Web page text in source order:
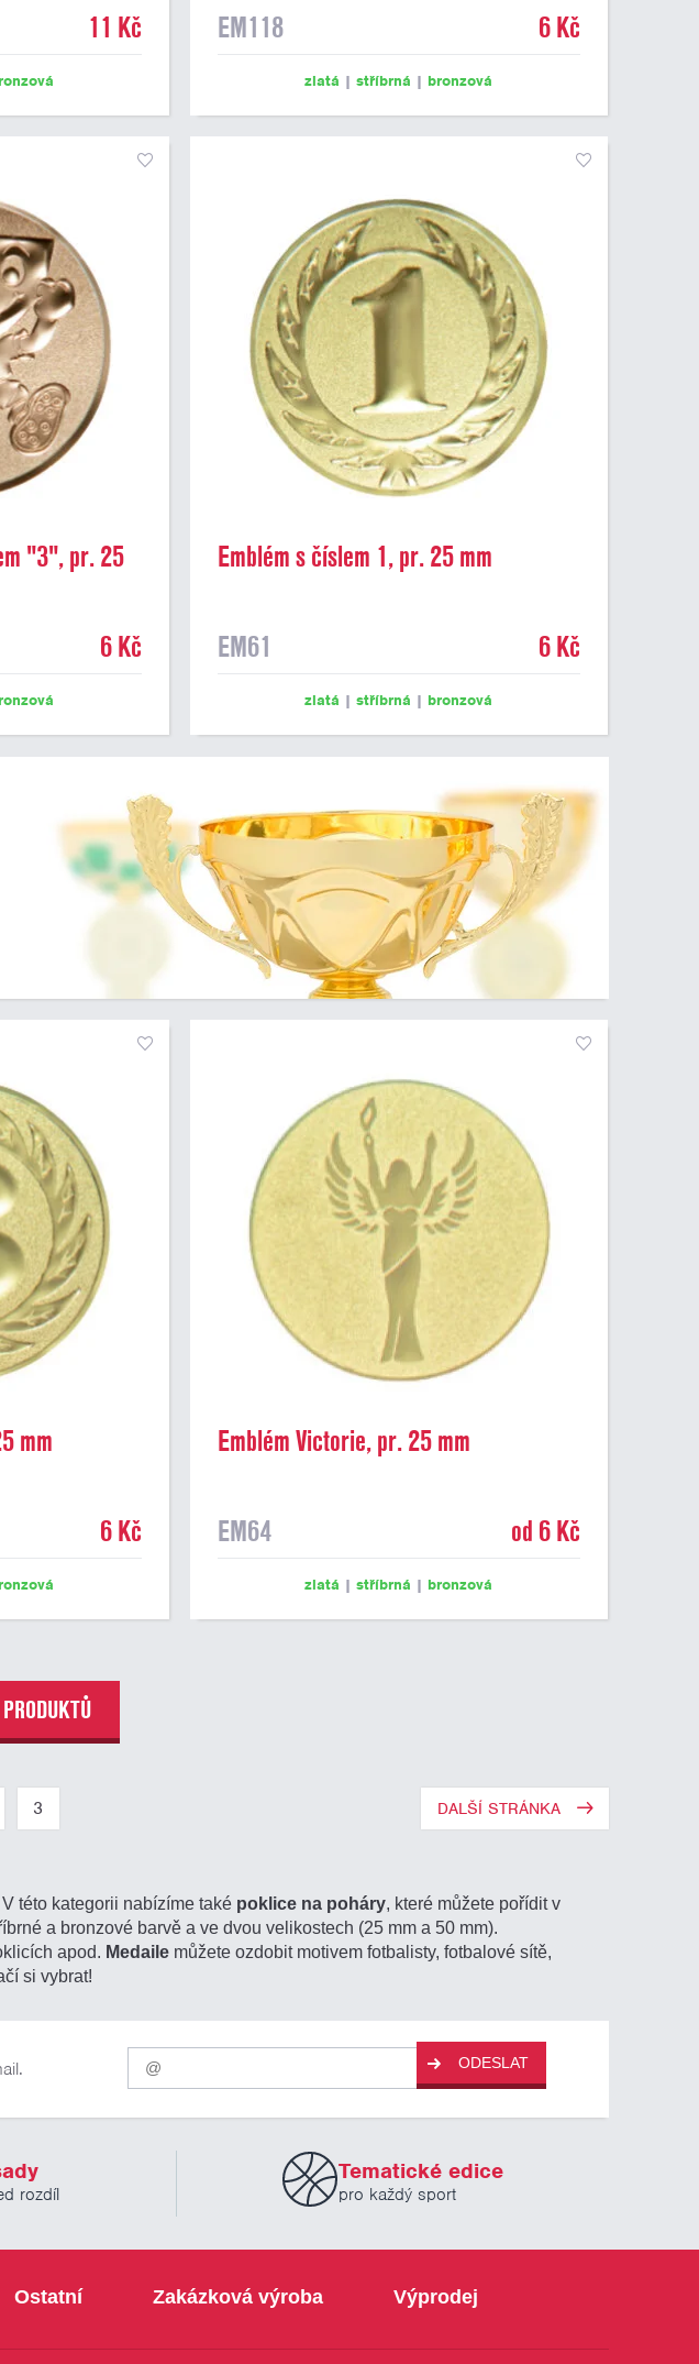
11 Kč
EM118
6 Kč
zlatá |stříbrná | bronzová
"3", pr. 25
6 Kč
Emblém s číslem 1, pr. 25 mm
EM61 6 Kč
zlatá |stříbrná | bronzová
mm
6 Kč
Emblém Victorie, pr. 25 mm
EM64 od 6 Kč
zlatá |stříbrná | bronzová
3 DALŠÍ STRÁNKA
této kategorii nabízíme také poklice na poháry, které můžete pořídit v
a bronzové barvě a ve dvou velikostech (25 mm a 50 mm).
apod. Medaile můžete ozdobit motivem fotbalisty, fotbalové sítě,
si vybrat!
Pro
odběr
našich
novinek
ODESLAT
rozdíl
Tematické edice
pro každý sport
Ostatní Zakázková výroba Výprodej